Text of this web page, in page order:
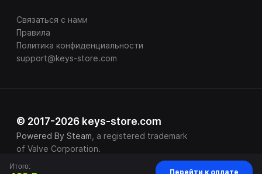
Итого:
Перейти к оплате
Связаться с нами
Правила
Политика конфиденциальности
support@keys-store.com
© 2017-2026 keys-store.com
Powered By Steam , a registered trademark
of Valve Corporation.